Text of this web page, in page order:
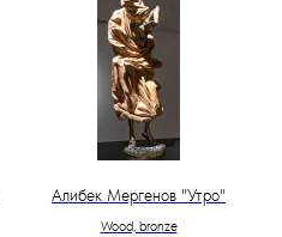
Алибек Мергенов "Утро"
Wood, bronze